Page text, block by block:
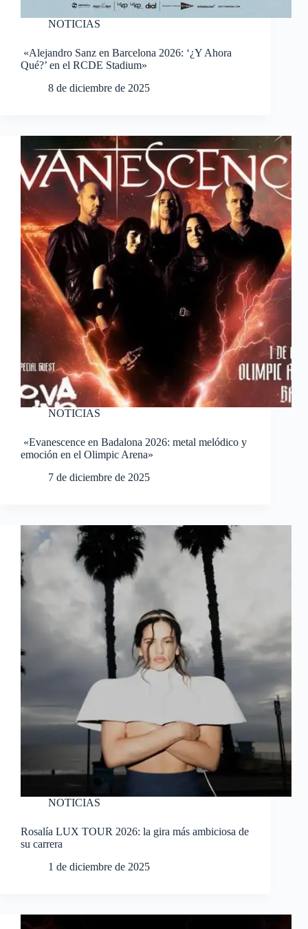
NOTICIAS
«Alejandro Sanz en Barcelona 2026: ‘¿Y Ahora
Qué?’ en el RCDE Stadium»
8 de diciembre de 2025
NOTICIAS
«Evanescence en Badalona 2026: metal melódico y
emoción en el Olimpic Arena»
7 de diciembre de 2025
NOTICIAS
Rosalía LUX TOUR 2026: la gira más ambiciosa de
su carrera
1 de diciembre de 2025